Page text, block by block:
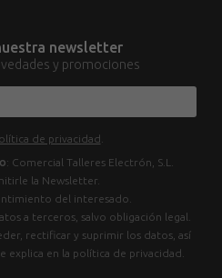
newsletter
y promociones
de privacidad
: Comercial Talleres Electrón, S.L.
la Newsletter.
del interesado.
a terceros, salvo obligación legal.
rectificar y suprimir los datos, así
en la política de privacidad.